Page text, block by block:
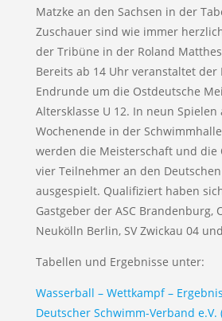
Matzke an den Sachsen in der
Zuschauer sind wie immer
der Tribüne in der Roland
Bereits ab 14 Uhr veranstaltet der
Endrunde um die Ostdeutsche
Altersklasse U 12. In neun Spielen
Wochenende in der
werden die Meisterschaft und die
vier Teilnehmer an den
ausgespielt. Qualifiziert haben
Gastgeber der ASC Brandenburg,
Neukölln Berlin, SV Zwickau 04
Tabellen und Ergebnisse unter:
Wasserball – Wettkampf –
Deutscher Schwimm-Verband e.V.